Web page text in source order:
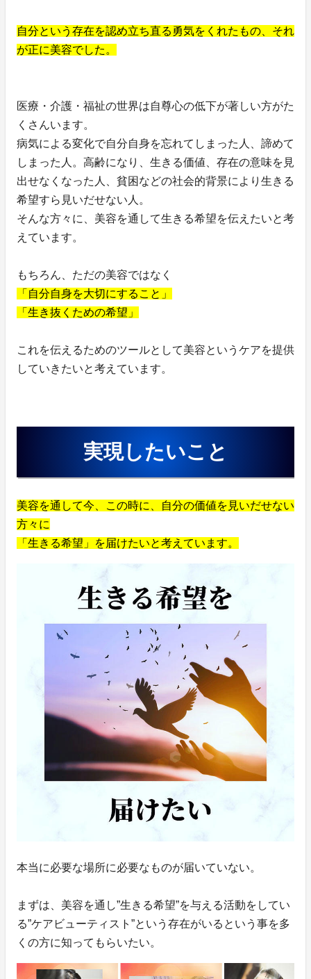
自分という存在を認め立ち直る勇気をくれたもの、それ
が正に美容でした。
医療・介護・福祉の世界は自尊心の低下が著しい方がた
くさんいます。
病気による変化で自分自身を忘れてしまった人、諦めて
しまった人。高齢になり、生きる価値、存在の意味を見
出せなくなった人、貧困などの社会的背景により生きる
希望すら見いだせない人。
そんな方々に、美容を通して生きる希望を伝えたいと考
えています。
もちろん、ただの美容ではなく
「自分自身を大切にすること」
「生き抜くための希望」
これを伝えるためのツールとして美容というケアを提供
していきたいと考えています。
実現したいこと
美容を通して今、この時に、自分の価値を見いだせない
方々に
「生きる希望」を届けたいと考えています。
本当に必要な場所に必要なものが届いていない。
まずは、美容を通し”生きる希望”を与える活動をしてい
る”ケアビューティスト”という存在がいるという事を多
くの方に知ってもらいたい。